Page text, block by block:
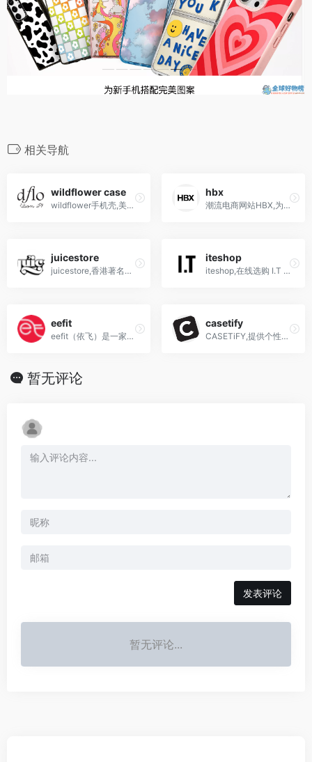
相关导航
wildflower case
wildflower手机壳,美国wildflower cases,让你时尚度大增的必备配件
hbx
潮流电商网站HBX,为时尚爱好者提供最新欧美日韩的品牌服饰、球鞋、玩具、潮流生活家品、户外装备,以及中古时装等
juicestore
juicestore,香港著名艺人陈冠希创办的潮流品牌
iteshop
iteshop,在线选购 I.T 旗下精选品牌的服饰与配饰,探寻前沿的时尚品牌及潮流新趋势
eefit
eefit（依飞）是一家以远红外2.0技术为核心的健康科技公司，通过能量导入皮下组织，促进细胞新陈代谢、改善血液微循环、解决疼痛等问题，在香港和深圳设有多家分店，以改善人类生活品质为使命。
casetify
CASETiFY,提供个性化定制手机壳及科技配件,融合潮流联名与可持续材料,保护设备同时展现独特风格
暂无评论
发表评论
暂无评论...